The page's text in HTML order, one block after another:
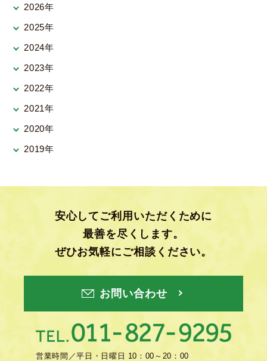
2026年
2025年
2024年
2023年
2022年
2021年
2020年
2019年
安心してご利用いただくために
最善を尽くします。
ぜひお気軽にご相談ください。
お問い合わせ
営業時間／平日・日曜日 10：00～20：00